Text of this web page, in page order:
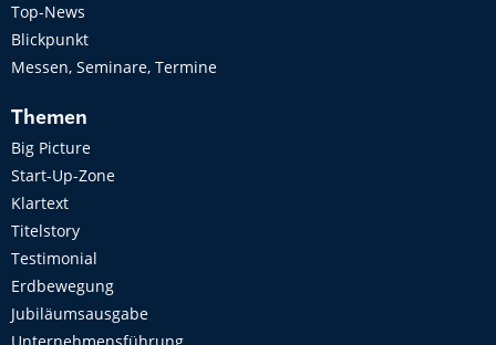
Top-News
Blickpunkt
Messen, Seminare, Termine
Themen
Big Picture
Start-Up-Zone
Klartext
Titelstory
Testimonial
Erdbewegung
Jubiläumsausgabe